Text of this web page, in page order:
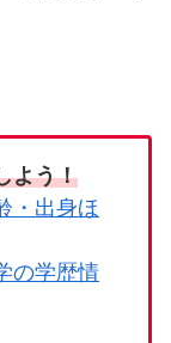
よう！
・出身ほ
の学歴情